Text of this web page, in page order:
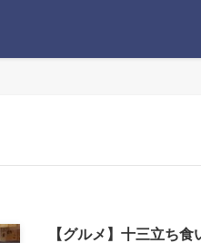
【グルメ】十三立ち